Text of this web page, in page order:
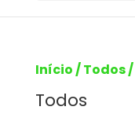
Início/Todos/
Todos